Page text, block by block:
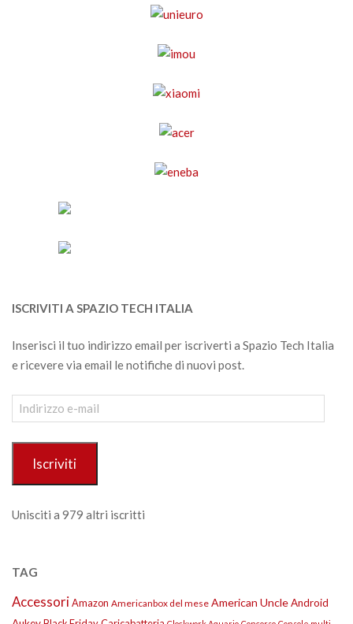
ISCRIVITI A SPAZIO TECH ITALIA
Inserisci il tuo indirizzo email per iscriverti a Spazio Tech Italia
e ricevere via email le notifiche di nuovi post.
Indirizzo
e-
Iscriviti
Unisciti a 979 altri iscritti
TAG
AccessoriAmazon Americanbox del mese American UncleAndroid